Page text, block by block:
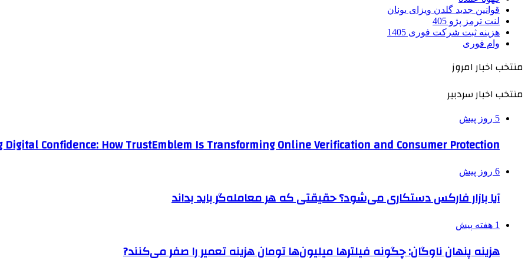
قوانین جدید گلدن ویزای یونان
لنت ترمز پژو 405
هزینه ثبت شرکت فوری 1405
وام فوری
منتخب اخبار امروز
منتخب اخبار سردبیر
5 روز پیش
Confidence: How TrustEmblem Is Transforming Online Verification and Consumer Protection
6 روز پیش
آیا بازار فارکس دستکاری می‌شود؟ حقیقتی که هر معامله‌گر باید بداند
1 هفته پیش
هزینه پنهان ناوگان: چگونه فیلترها میلیون‌ها تومان هزینه تعمیر را صفر می‌کنند?